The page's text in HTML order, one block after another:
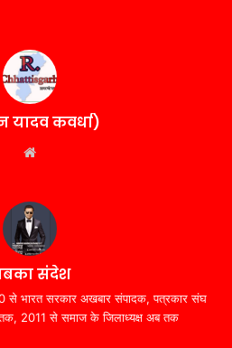
यादव कवर्धा)
संदेश
से भारत सरकार अखबार संपादक, पत्रकार संघ
2011 से समाज के जिलाध्यक्ष अब तक